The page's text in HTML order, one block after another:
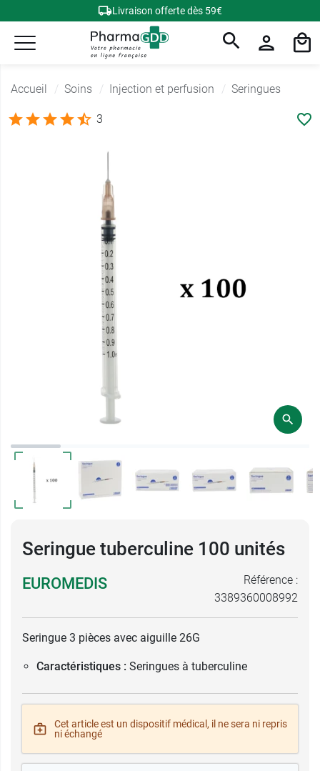
Livraison offerte dès 59€
Accueil Soins Injection et perfusion Seringues
3
Seringue tuberculine 100 unités
EUROMEDIS
Référence :
3389360008992
Seringue 3 pièces avec aiguille 26G
Caractéristiques : Seringues à tuberculine
Cet article est un dispositif médical, il ne sera ni repris
ni échangé